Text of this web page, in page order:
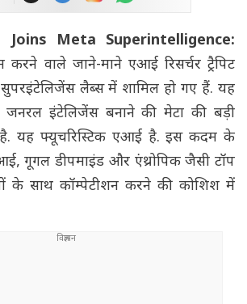
Joins Meta Superintelligence:
वाले जाने-माने एआई रिसर्चर ट्रैपिट
लैब्स में शामिल हो गए हैं. यह
जनरल इंटेलिजेंस बनाने की मेटा की बड़ी
है. यह फ्यूचरिस्टिक एआई है. इस कदम के
गूगल डीपमाइंड और एंथ्रोपिक जैसी टॉप
के साथ कॉम्पेटीशन करने की कोशिश में